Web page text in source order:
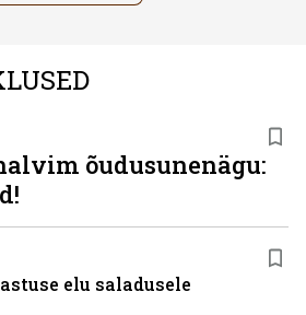
õudusunenägu:
elu saladusele